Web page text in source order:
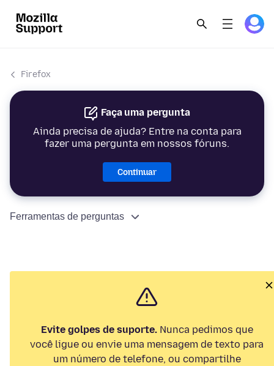
Firefox
Faça uma pergunta
Ainda precisa de ajuda? Entre na conta para
fazer uma pergunta em nossos fóruns.
Continuar
Ferramentas de perguntas
Evite golpes de suporte.Nunca pedimos que
você ligue ou envie uma mensagem de texto para
um número de telefone, ou compartilhe